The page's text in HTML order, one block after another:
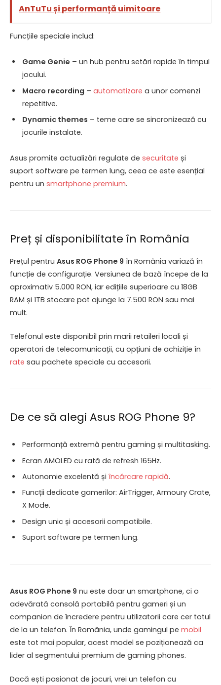
AnTuTu și performanță uimitoare
Funcțiile speciale includ:
Game Genie – un hub pentru setări rapide în timpul
jocului.
Macro recording – automatizare a unor comenzi
repetitive.
Dynamic themes – teme care se sincronizează cu
jocurile instalate.
Asus promite actualizări regulate de securitate și
suport software pe termen lung, ceea ce este esențial
pentru un smartphone premium.
Preț și disponibilitate în România
Prețul pentru Asus ROG Phone 9 în România variază în
funcție de configurație. Versiunea de bază începe de la
aproximativ 5.000 RON, iar edițiile superioare cu 18GB
RAM și 1TB stocare pot ajunge la 7.500 RON sau mai
mult.
Telefonul este disponibil prin marii retaileri locali și
operatori de telecomunicații, cu opțiuni de achiziție în
rate sau pachete speciale cu accesorii.
De ce să alegi Asus ROG Phone 9?
Performanță extremă pentru gaming și multitasking.
Ecran AMOLED cu rată de refresh 165Hz.
Autonomie excelentă și încărcare rapidă.
Funcții dedicate gamerilor: AirTrigger, Armoury Crate,
X Mode.
Design unic și accesorii compatibile.
Suport software pe termen lung.
Asus ROG Phone 9 nu este doar un smartphone, ci o
adevărată consolă portabilă pentru gameri și un
companion de încredere pentru utilizatorii care cer totul
de la un telefon. În România, unde gamingul pe mobil
este tot mai popular, acest model se poziționează ca
lider al segmentului premium de gaming phones.
Dacă ești pasionat de jocuri, vrei un telefon cu